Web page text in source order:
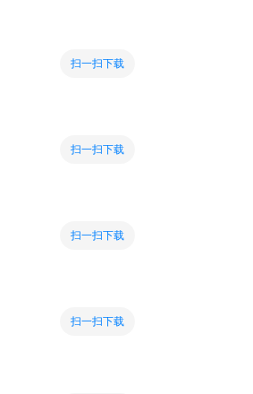
扫一扫下载
扫一扫下载
扫一扫下载
扫一扫下载